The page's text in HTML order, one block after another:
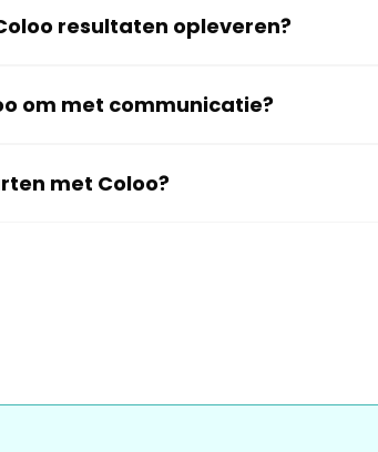
resultaten opleveren?
om met communicatie?
met Coloo?